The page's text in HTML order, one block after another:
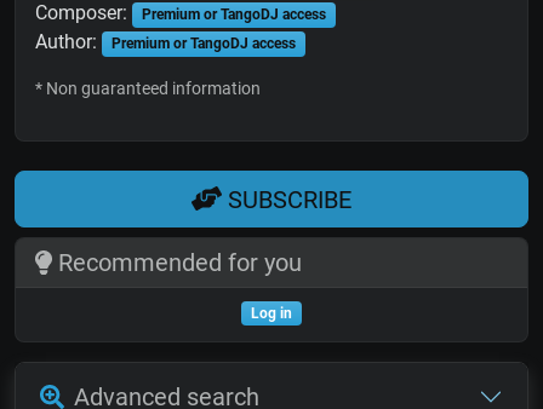
Composer: Premium or TangoDJ access
Author: Premium or TangoDJ access
* Non guaranteed information
SUBSCRIBE
Recommended for you
Log in
Advanced search